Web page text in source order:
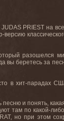
PRIEST на
вы беретесь за
в хит-парадах
и понять,
там по какой-
но при этом